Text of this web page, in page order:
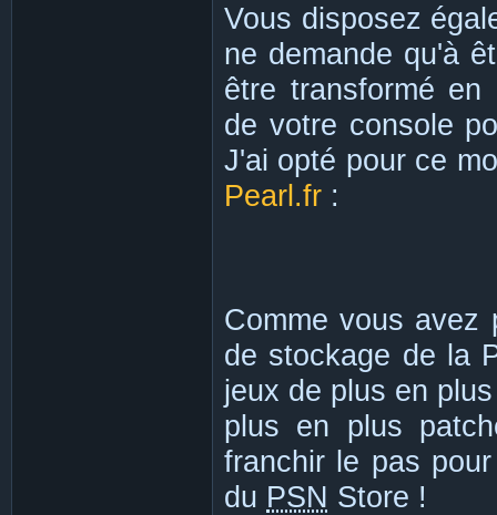
Vous disposez
ne demande qu'à
être transformé
de votre console
J'ai opté pour ce
Pearl.fr :
Comme vous avez
de stockage de la
jeux de plus en
plus en plus
franchir le pas
du PSN Store !